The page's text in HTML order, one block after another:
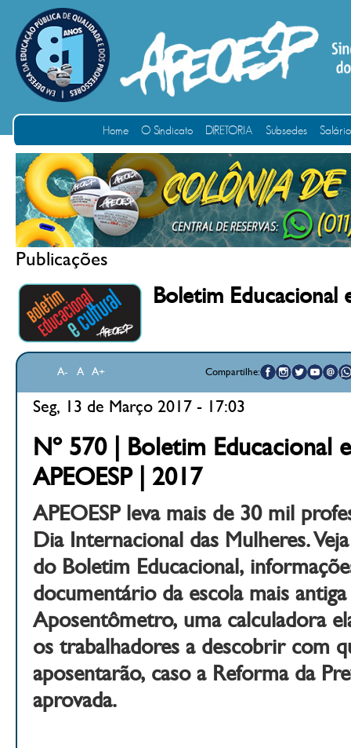
Home O Sindicato DIRETORIA Subsedes
Publicações
Boletim Educacional
A- A A+ Compartilhe:
Seg, 13 de Março 2017 - 17:03
Nº 570 | Boletim Educacional
APEOESP | 2017
APEOESP leva mais de 30 mil
Dia Internacional das Mulheres.
do Boletim Educacional,
documentário da escola mais
Aposentômetro, uma calculadora
os trabalhadores a descobrir com
aposentarão, caso a Reforma da
aprovada.